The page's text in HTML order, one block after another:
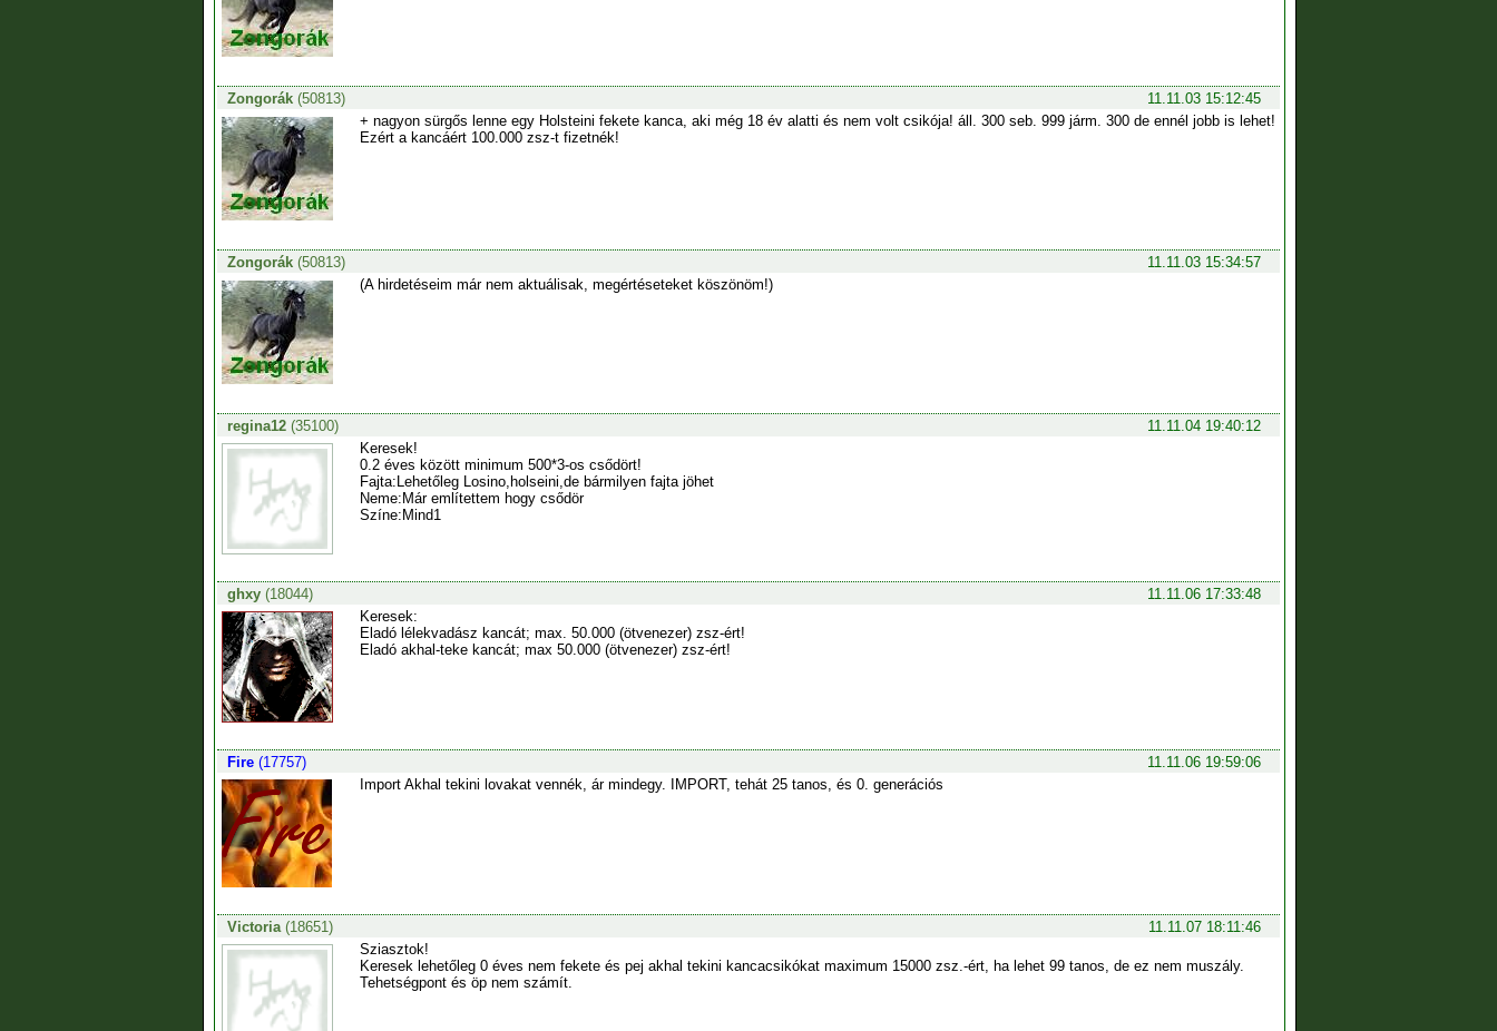
Zongorák(50813)
11.11.03 15:12:45
+ nagyon sürgős lenne egy Holsteini fekete kanca, aki még 18 év alatti és nem volt csikója! áll. 300 seb. 999 járm. 300 de ennél jobb is lehet!
Ezért a kancáért 100.000 zsz-t fizetnék!
Zongorák(50813)
11.11.03 15:34:57
(A hirdetéseim már nem aktuálisak, megértéseteket köszönöm!)
regina12(35100)
11.11.04 19:40:12
Keresek!
0.2 éves között minimum 500*3-os csődört!
Fajta:Lehetőleg Losino,holseini,de bármilyen fajta jöhet
Neme:Már említettem hogy csődör
Színe:Mind1
ghxy(18044)
11.11.06 17:33:48
Keresek:
Eladó lélekvadász kancát; max. 50.000 (ötvenezer) zsz-ért!
Eladó akhal-teke kancát; max 50.000 (ötvenezer) zsz-ért!
Fire(17757)
11.11.06 19:59:06
Import Akhal tekini lovakat vennék, ár mindegy. IMPORT, tehát 25 tanos, és 0. generációs
Victoria(18651)
11.11.07 18:11:46
Sziasztok!
Keresek lehetőleg 0 éves nem fekete és pej akhal tekini kancacsikókat maximum 15000 zsz.-ért, ha lehet 99 tanos, de ez nem muszály.
Tehetségpont és öp nem számít.